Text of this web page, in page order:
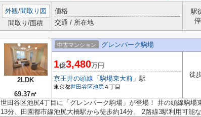
外観/間取り図
間取り/面積
価格
交通 / 所在地
駅
2LDK
69.37㎡
中古マンション グレンパーク駒場
1億3,480万円
京王井の頭線 「駒場東大前 」駅
東京都世田谷区池尻４丁目
徒
世田谷区池尻4丁目に「グレンパーク駒場」が登場！ 井の頭線駒場
13分、田園都市線池尻大橋駅から徒歩約14分。 2路線3駅利用可能